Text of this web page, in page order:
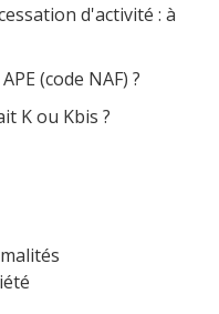
d'activité : à
(code NAF) ?
K ou Kbis ?